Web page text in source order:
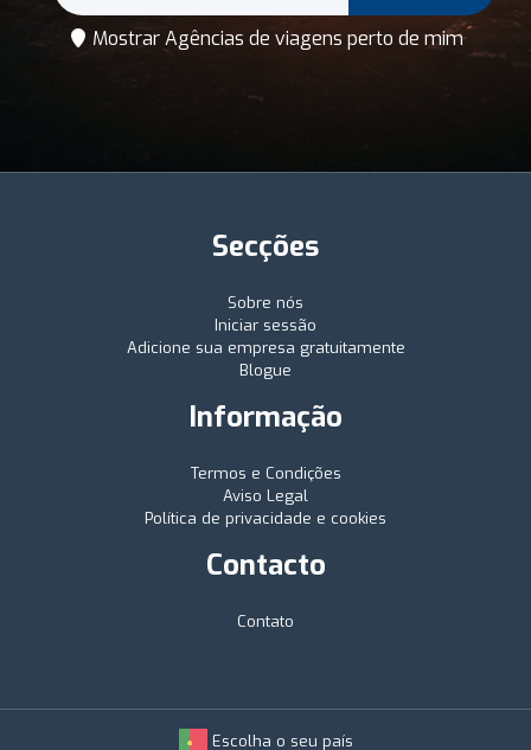
Mostrar Agências de viagens perto de mim
Secções
Sobre nós
Iniciar sessão
Adicione sua empresa gratuitamente
Blogue
Informação
Termos e Condições
Aviso Legal
Política de privacidade e cookies
Contacto
Contato
Escolha o seu país